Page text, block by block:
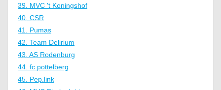
39. MVC 't Koningshof
40. CSR
41. Pumas
42. Team Delirium
43. AS Rodenburg
44. fc pottelberg
45. Pep.link